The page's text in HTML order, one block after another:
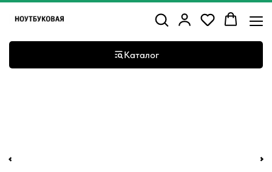
Каталог